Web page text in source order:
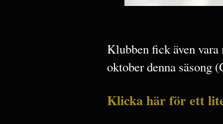
Klubben fick även
oktober denna säsong
Klicka här för ett